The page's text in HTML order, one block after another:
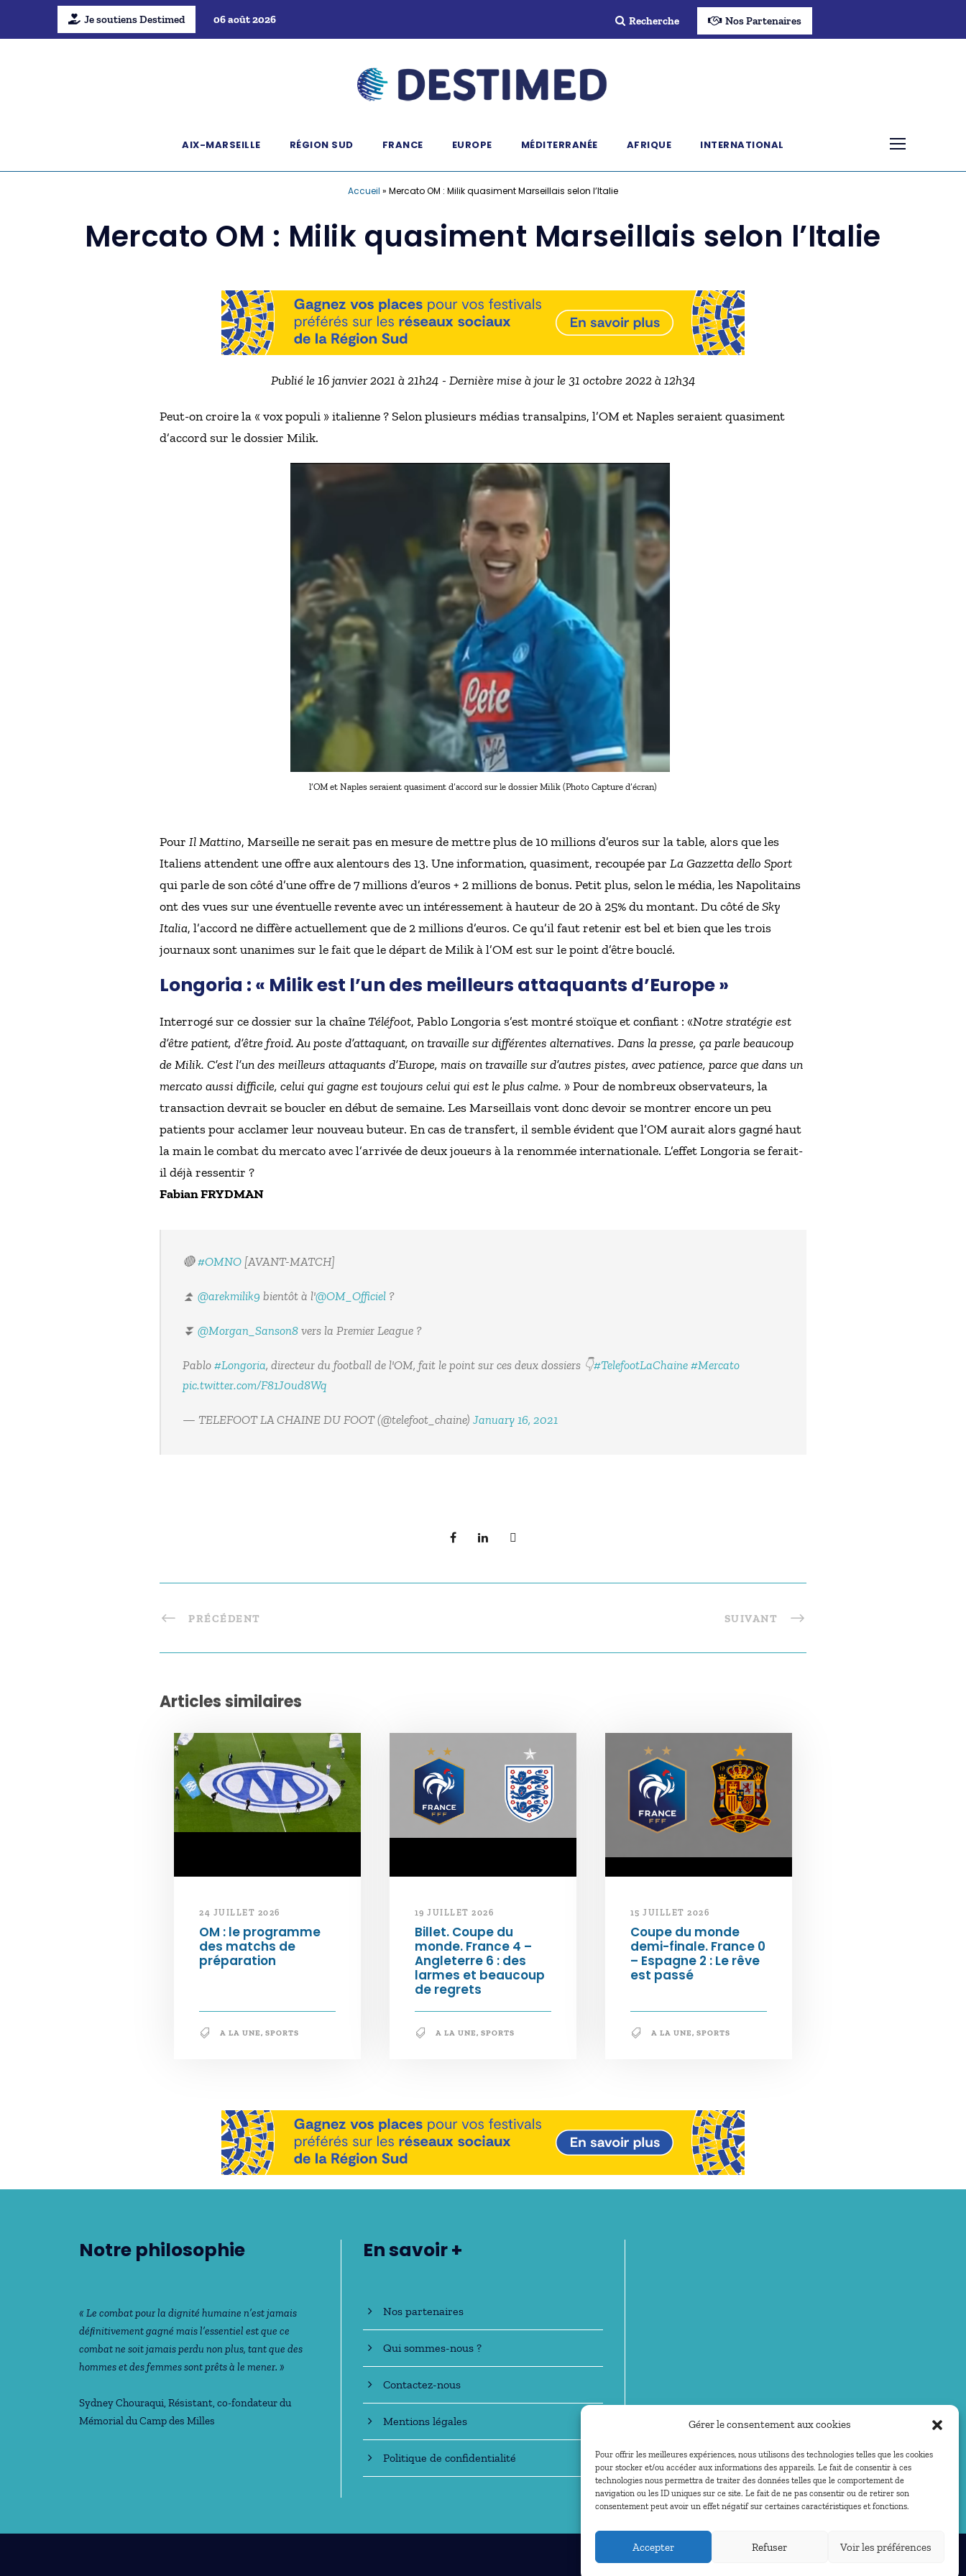
Gérer le consentement aux cookies
Pour offrir les meilleures expériences, nous utilisons des technologies telles que les cookies
pour stocker et/ou accéder aux informations des appareils. Le fait de consentir à ces
technologies nous permettra de traiter des données telles que le comportement de
navigation ou les ID uniques sur ce site. Le fait de ne pas consentir ou de retirer son
consentement peut avoir un effet négatif sur certaines caractéristiques et fonctions.
Accepter Refuser Voir les préférences
Je soutiens Destimed 06 août 2026 Recherche Nos Partenaires
AIX-MARSEILLE RÉGION SUD FRANCE EUROPE MÉDITERRANÉE AFRIQUE INTERNATIONAL
Accueil » Mercato OM : Milik quasiment Marseillais selon l’Italie
Mercato OM : Milik quasiment Marseillais selon l’Italie
Publié le 16 janvier 2021 à 21h24 - Dernière mise à jour le 31 octobre 2022 à 12h34
Peut-on croire la « vox populi » italienne ? Selon plusieurs médias transalpins, l’OM et Naples seraient quasiment
d’accord sur le dossier Milik.
l’OM et Naples seraient quasiment d’accord sur le dossier Milik (Photo Capture d’écran)
Pour Il Mattino, Marseille ne serait pas en mesure de mettre plus de 10 millions d’euros sur la table, alors que les
Italiens attendent une offre aux alentours des 13. Une information, quasiment, recoupée par La Gazzetta dello Sport
qui parle de son côté d’une offre de 7 millions d’euros + 2 millions de bonus. Petit plus, selon le média, les Napolitains
ont des vues sur une éventuelle revente avec un intéressement à hauteur de 20 à 25% du montant. Du côté deSky
Italia, l’accord ne diffère actuellement que de 2 millions d’euros. Ce qu’il faut retenir est bel et bien que les trois
journaux sont unanimes sur le fait que le départ de Milik à l’OM est sur le point d’être bouclé.
Longoria : « Milik est l’un des meilleurs attaquants d’Europe »
Interrogé sur ce dossier sur la chaîne Téléfoot, Pablo Longoria s’est montré stoïque et confiant : «Notre stratégie est
d’être patient, d’être froid. Au poste d’attaquant, on travaille sur différentes alternatives. Dans la presse, ça parle beaucoup
de Milik. C’est l’un des meilleurs attaquants d’Europe, mais on travaille sur d’autres pistes, avec patience, parce que dans un
mercato aussi difficile, celui qui gagne est toujours celui qui est le plus calme. » Pour de nombreux observateurs, la
transaction devrait se boucler en début de semaine. Les Marseillais vont donc devoir se montrer encore un peu
patients pour acclamer leur nouveau buteur. En cas de transfert, il semble évident que l’OM aurait alors gagné haut
la main le combat du mercato avec l’arrivée de deux joueurs à la renommée internationale. L’effet Longoria se ferait-
il déjà ressentir ?
Fabian FRYDMAN
🔴#OMNO [AVANT-MATCH]
⏫ @arekmilik9 bientôt à l'@OM_Officiel ?
⏬ @Morgan_Sanson8 vers la Premier League ?
Pablo #Longoria, directeur du football de l'OM, fait le point sur ces deux dossiers 👇#TelefootLaChaine #Mercato
pic.twitter.com/F81J0ud8Wq
— TELEFOOT LA CHAINE DU FOOT (@telefoot_chaine) January 16, 2021
PRÉCÉDENT SUIVANT
Articles similaires
24 JUILLET 2026
OM : le programme
des matchs de
préparation
A LA UNE, SPORTS
19 JUILLET 2026
Billet. Coupe du
monde. France 4 –
Angleterre 6 : des
larmes et beaucoup
de regrets
A LA UNE, SPORTS
15 JUILLET 2026
Coupe du monde
demi-finale. France 0
– Espagne 2 : Le rêve
est passé
A LA UNE, SPORTS
Notre philosophie
« Le combat pour la dignité humaine n’est jamais
déﬁnitivement gagné mais l’essentiel est que ce
combat ne soit jamais perdu non plus, tant que des
hommes et des femmes sont prêts à le mener. »
Sydney Chouraqui, Résistant, co-fondateur du
Mémorial du Camp des Milles
En savoir +
Nos partenaires
Qui sommes-nous ?
Contactez-nous
Mentions légales
Politique de confidentialité